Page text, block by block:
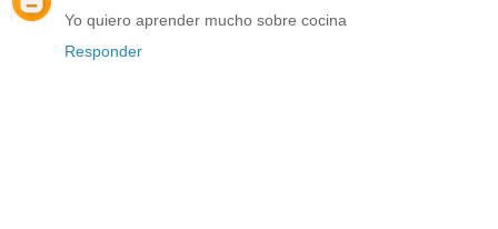
Yo quiero aprender mucho sobre cocina
Responder